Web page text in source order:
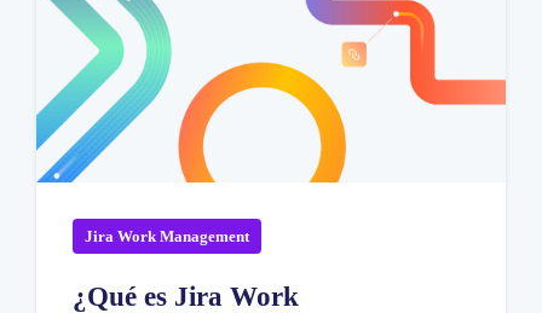
Jira Work Management
¿Qué es Jira Work